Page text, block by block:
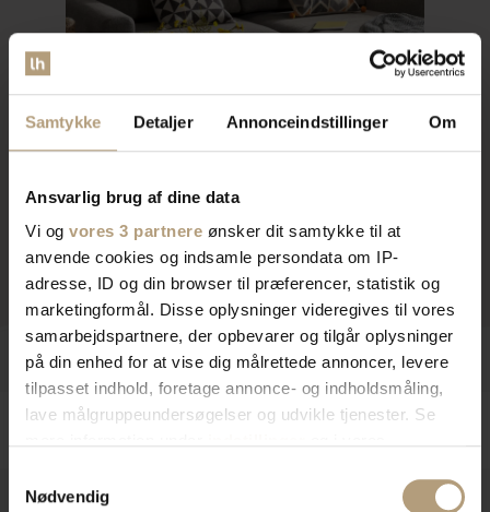
Samtykke Detaljer Annonceindstillinger Om
Ansvarlig brug af dine data
Vi og vores 3 partnere ønsker dit samtykke til at
anvende cookies og indsamle persondata om IP-
adresse, ID og din browser til præferencer, statistik og
marketingformål. Disse oplysninger videregives til vores
samarbejdspartnere, der opbevarer og tilgår oplysninger
på din enhed for at vise dig målrettede annoncer, levere
tilpasset indhold, foretage annonce- og indholdsmåling,
lave målgruppeundersøgelser og udvikle tjenester. Se
tilbage eller ændre indstillinger fra vores
Nødvendig